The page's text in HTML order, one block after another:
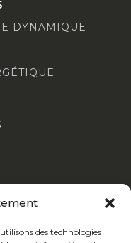
des technologies
DYNAMIQUE